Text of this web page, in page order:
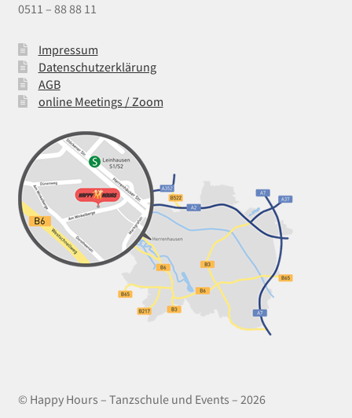
0511 – 88 88 11
Impressum
Datenschutzerklärung
AGB
online Meetings / Zoom
© Happy Hours – Tanzschule und Events – 2026